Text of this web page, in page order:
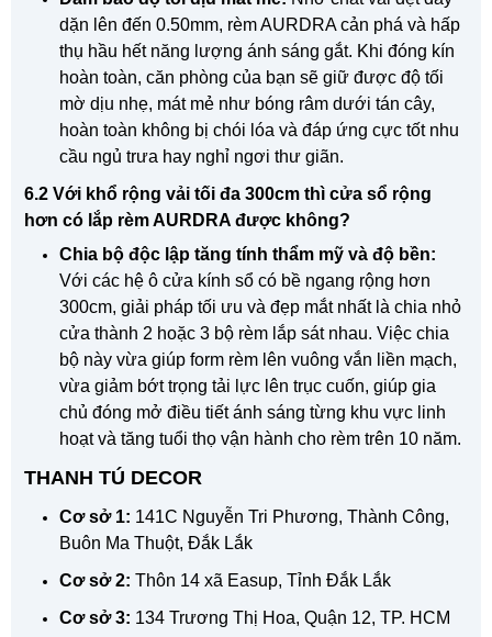
dặn lên đến 0.50mm, rèm AURDRA cản phá và hấp
thụ hầu hết năng lượng ánh sáng gắt. Khi đóng kín
hoàn toàn, căn phòng của bạn sẽ giữ được độ tối
mờ dịu nhẹ, mát mẻ như bóng râm dưới tán cây,
hoàn toàn không bị chói lóa và đáp ứng cực tốt nhu
cầu ngủ trưa hay nghỉ ngơi thư giãn.
6.2 Với khổ rộng vải tối đa 300cm thì cửa sổ rộng
hơn có lắp rèm AURDRA được không?
Chia bộ độc lập tăng tính thẩm mỹ và độ bền:
Với các hệ ô cửa kính sổ có bề ngang rộng hơn
300cm, giải pháp tối ưu và đẹp mắt nhất là chia nhỏ
cửa thành 2 hoặc 3 bộ rèm lắp sát nhau. Việc chia
bộ này vừa giúp form rèm lên vuông vắn liền mạch,
vừa giảm bớt trọng tải lực lên trục cuốn, giúp gia
chủ đóng mở điều tiết ánh sáng từng khu vực linh
hoạt và tăng tuổi thọ vận hành cho rèm trên 10 năm.
THANH TÚ DECOR
Cơ sở 1: 141C Nguyễn Tri Phương, Thành Công,
Buôn Ma Thuột, Đắk Lắk
Cơ sở 2: Thôn 14 xã Easup, Tỉnh Đắk Lắk
Cơ sở 3: 134 Trương Thị Hoa, Quận 12, TP. HCM